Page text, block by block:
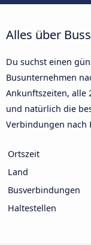
Alles über
Du suchst einen
Busunternehmen
Ankunftszeiten, alle
und natürlich die
Verbindungen nach
Ortszeit
Land
Busverbindungen
Haltestellen